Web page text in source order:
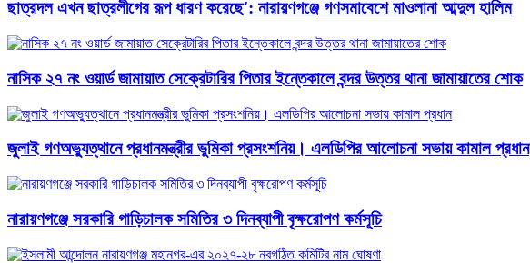
ছাত্রদল এখন ছাত্রলীগের রূপ ধারণ করেছে': নারায়ণগঞ্জে গণসমাবেশে মাওলানা আব্দুল হালিম
নাসিক ২৭ নং ওয়ার্ড জামায়াত সেক্রেটারির পিতার ইন্তেকালে বন্দর উত্তর থানা জামায়াতের শোক
জুলাই গণঅভ্যুত্থানে প্রধানমন্ত্রীর ভুমিকা প্রসংশনিয়। এলডিপির আলোচনা সভায় কামাল প্রধান
নারায়ণগঞ্জে সরকারি গাড়িচালক সমিতির ৩ দিনব্যাপী বৃক্ষরোপণ কর্মসূচি